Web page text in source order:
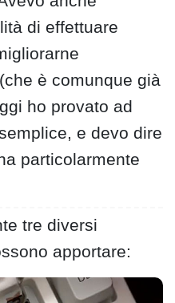
di effettuare
è comunque già
ho provato ad
e devo dire
particolarmente
tre diversi
apportare: